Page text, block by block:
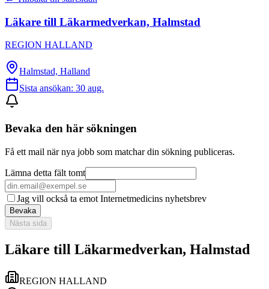
Läkare till Läkarmedverkan, Halmstad
REGION HALLAND
Halmstad, Halland
Sista ansökan: 30 aug.
Bevaka den här sökningen
Få ett mail när nya jobb som matchar din sökning publiceras.
Lämna detta fält tomt
Jag vill också ta emot Internetmedicins nyhetsbrev
Bevaka
Nästa sida
Läkare till Läkarmedverkan, Halmstad
REGION HALLAND